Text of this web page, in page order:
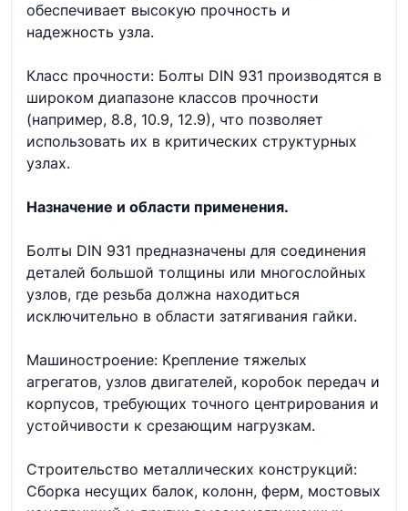
обеспечивает высокую прочность и
надежность узла.
Класс прочности: Болты DIN 931 производятся в
широком диапазоне классов прочности
(например, 8.8, 10.9, 12.9), что позволяет
использовать их в критических структурных
узлах.
Назначение и области применения.
Болты DIN 931 предназначены для соединения
деталей большой толщины или многослойных
узлов, где резьба должна находиться
исключительно в области затягивания гайки.
Машиностроение: Крепление тяжелых
агрегатов, узлов двигателей, коробок передач и
корпусов, требующих точного центрирования и
устойчивости к срезающим нагрузкам.
Строительство металлических конструкций:
Сборка несущих балок, колонн, ферм, мостовых